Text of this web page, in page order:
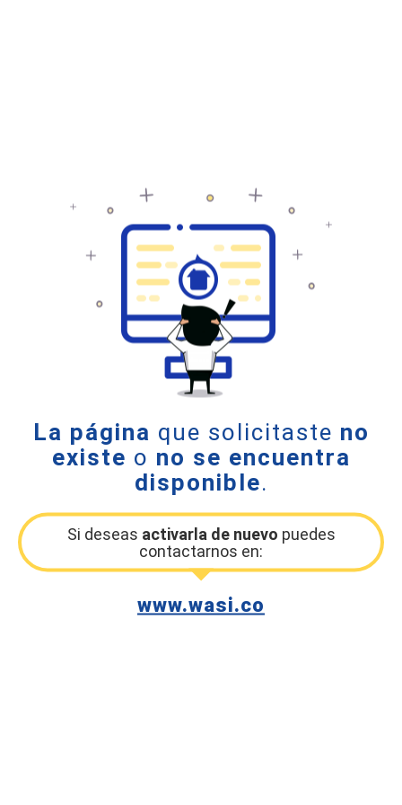
La página que solicitaste no
existe o no se encuentra
disponible.
Si deseas activarla de nuevo puedes
contactarnos en:
www.wasi.co